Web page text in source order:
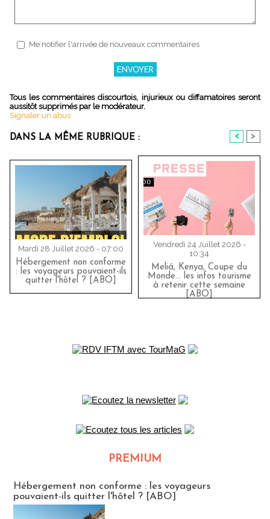
Me notifier l'arrivée de nouveaux commentaires
Tous les commentaires discourtois, injurieux ou diffamatoires seront
aussitôt supprimés par le modérateur.
Signaler un abus
DANS LA MÊME RUBRIQUE : < >
Mardi 28 Juillet 2026 - 07:00
Hébergement non conforme
: les voyageurs pouvaient-ils
quitter l'hôtel ? [ABO]
Vendredi 24 Juillet 2026 -
10:34
Meliá, Kenya, Coupe du
Monde… les infos tourisme
à retenir cette semaine
[ABO]
PREMIUM
Hébergement non conforme : les voyageurs
pouvaient-ils quitter l'hôtel ? [ABO]